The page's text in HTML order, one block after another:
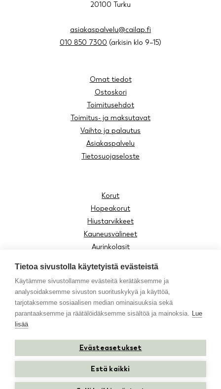
20100 Turku
asiakaspalvelu@cailap.fi
010 850 7300 (arkisin klo 9–15)
Omat tiedot
Ostoskori
Toimitusehdot
Toimitus- ja maksutavat
Vaihto ja palautus
Asiakaspalvelu
Tietosuojaseloste
Korut
Hopeakorut
Hiustarvikkeet
Kauneusvälineet
Aurinkolasit
Lasten tuotteet
Asusteet
Moomin by Cailap
Vinkit
InstagramFacebookYoutube
Tietoa sivustolla käytetyistä evästeistä
Käytämme sivustollamme evästeitä kerätäksemme ja
analysoidaksemme sivuston suorituskykyä ja käyttöä,
tarjotaksemme sosiaalisen median ominaisuuksia sekä
parantaaksemme ja räätälöidäksemme sisältöä ja mainoksia. Lue
lisää
Evästeasetukset
Estä kaikki